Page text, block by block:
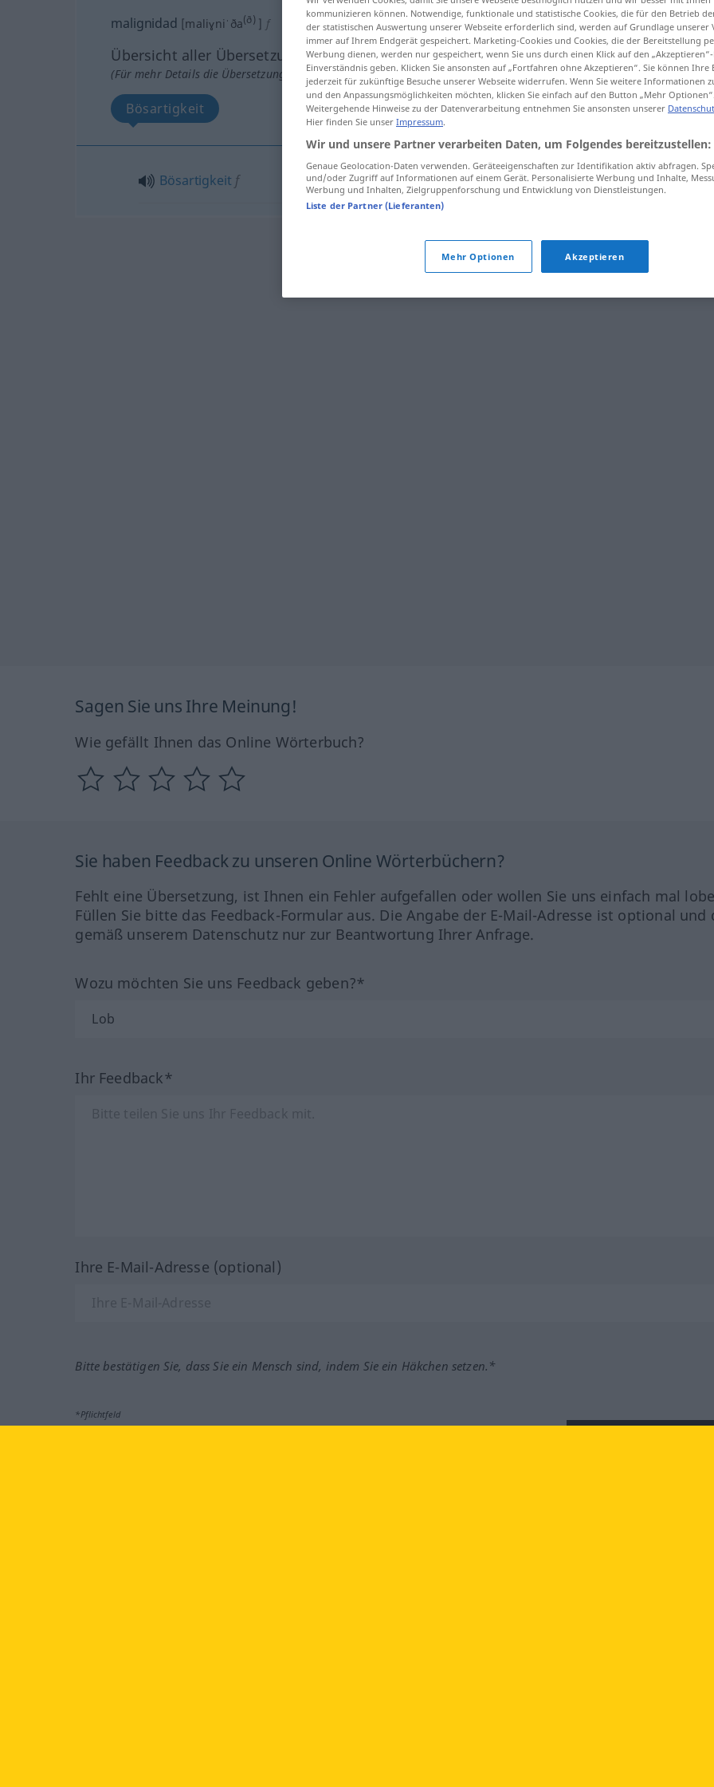
malignidad [maliɣniˈða(ð) ] f
Übersicht aller Übersetzungen
(Für mehr Details die Übersetzung anklicken/antippen)
Bösartigkeit
Bösartigkeit f malignidad
Sagen Sie uns Ihre Meinung!
Wie gefällt Ihnen das Online Wörterbuch?
Sie haben Feedback zu unseren Online Wörterbüchern?
Fehlt eine Übersetzung, ist Ihnen ein Fehler aufgefallen oder wollen Sie uns einfach mal
Füllen Sie bitte das Feedback-Formular aus. Die Angabe der E-Mail-Adresse ist optional und
gemäß unserem Datenschutz nur zur Beantwortung Ihrer Anfrage.
Wozu möchten Sie uns Feedback geben?*
Ihr Feedback*
Ihre E-Mail-Adresse (optional)
Bitte bestätigen Sie, dass Sie ein Mensch sind, indem Sie ein Häkchen setzen.*
*Pflichtfeld
kommunizieren können. Notwendige, funktionale und statistische Cookies, die für den Betrieb
der statistischen Auswertung unserer Webseite erforderlich sind, werden auf Grundlage unserer
immer auf Ihrem Endgerät gespeichert. Marketing-Cookies und Cookies, die der Bereitstellung
Werbung dienen, werden nur gespeichert, wenn Sie uns durch einen Klick auf den
Einverständnis geben. Klicken Sie ansonsten auf „Fortfahren ohne Akzeptieren“. Sie können Ihre
jederzeit für zukünftige Besuche unserer Webseite widerrufen. Wenn Sie weitere Informationen
und den Anpassungsmöglichkeiten möchten, klicken Sie einfach auf den Button „Mehr Optionen“.
Weitergehende Hinweise zu der Datenverarbeitung entnehmen Sie ansonsten unserer
Hier finden Sie unser Impressum.
Wir und unsere Partner verarbeiten Daten, um Folgendes bereitzustellen:
Genaue Geolocation-Daten verwenden. Geräteeigenschaften zur Identifikation aktiv abfragen.
und/oder Zugriff auf Informationen auf einem Gerät. Personalisierte Werbung und Inhalte,
Werbung und Inhalten, Zielgruppenforschung und Entwicklung von Dienstleistungen.
Liste der Partner (Lieferanten)
Mehr Optionen Akzeptieren